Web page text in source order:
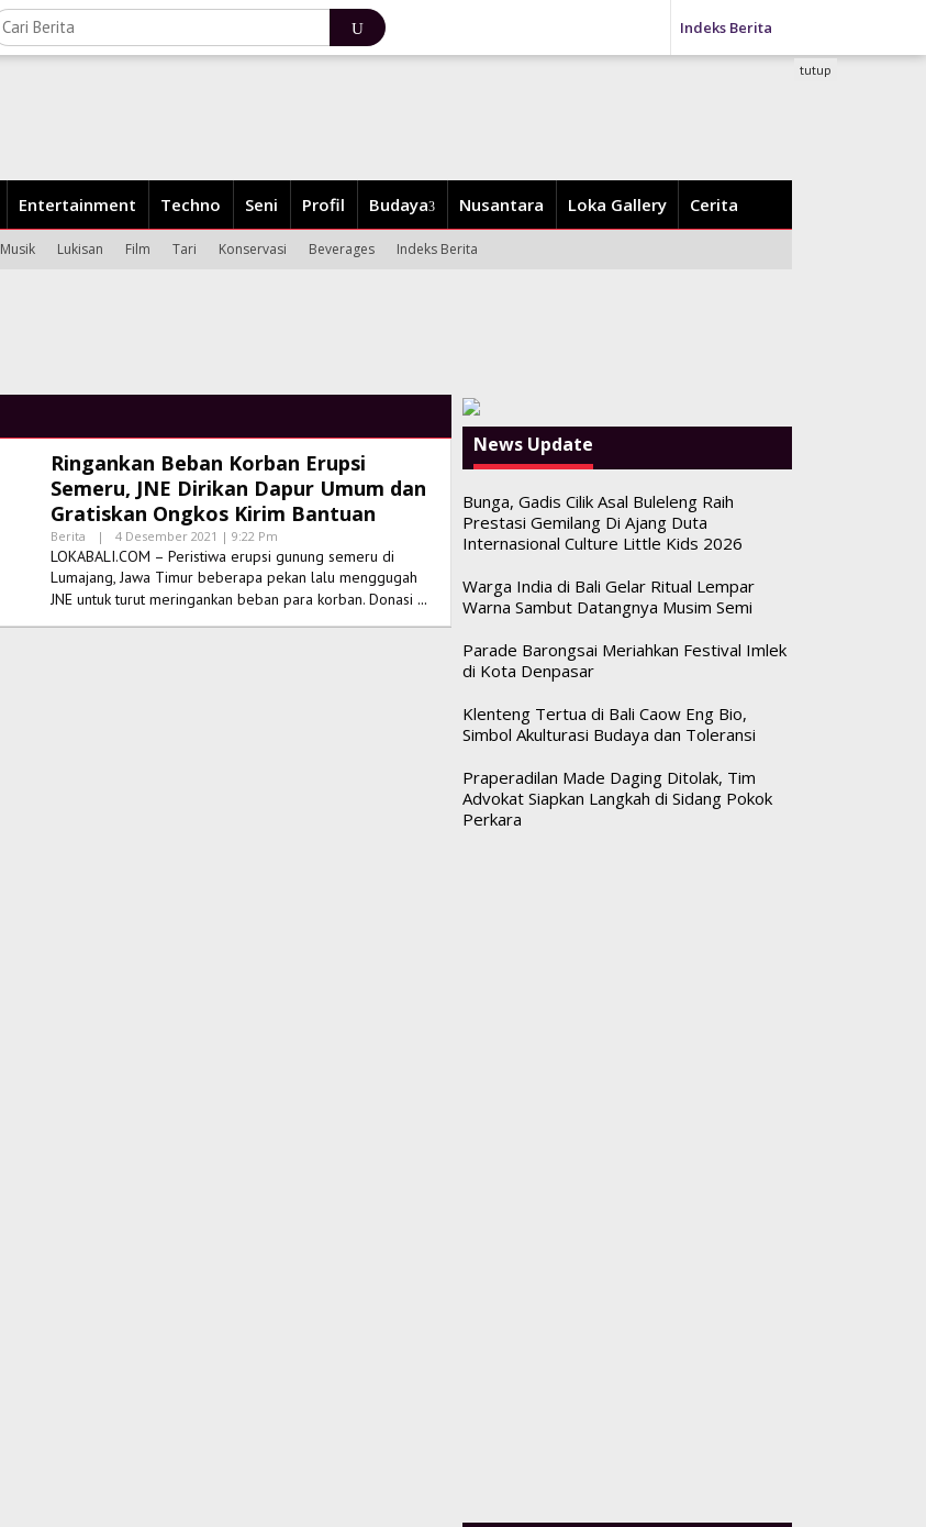
Indeks Berita
Entertainment Techno Seni Profil Budaya Nusantara Loka Gallery Cerita
Musik Lukisan Film Tari Konservasi Beverages Indeks Berita
tutup
Ringankan Beban Korban Erupsi
Semeru, JNE Dirikan Dapur Umum dan
Gratiskan Ongkos Kirim Bantuan
Berita | 4 Desember 2021 | 9:22 Pm
LOKABALI.COM – Peristiwa erupsi gunung semeru di
Lumajang, Jawa Timur beberapa pekan lalu menggugah
JNE untuk turut meringankan beban para korban. Donasi
News Update
Bunga, Gadis Cilik Asal Buleleng Raih
Prestasi Gemilang Di Ajang Duta
Internasional Culture Little Kids 2026
Warga India di Bali Gelar Ritual Lempar
Warna Sambut Datangnya Musim Semi
Parade Barongsai Meriahkan Festival Imlek
di Kota Denpasar
Klenteng Tertua di Bali Caow Eng Bio,
Simbol Akulturasi Budaya dan Toleransi
Praperadilan Made Daging Ditolak, Tim
Advokat Siapkan Langkah di Sidang Pokok
Perkara